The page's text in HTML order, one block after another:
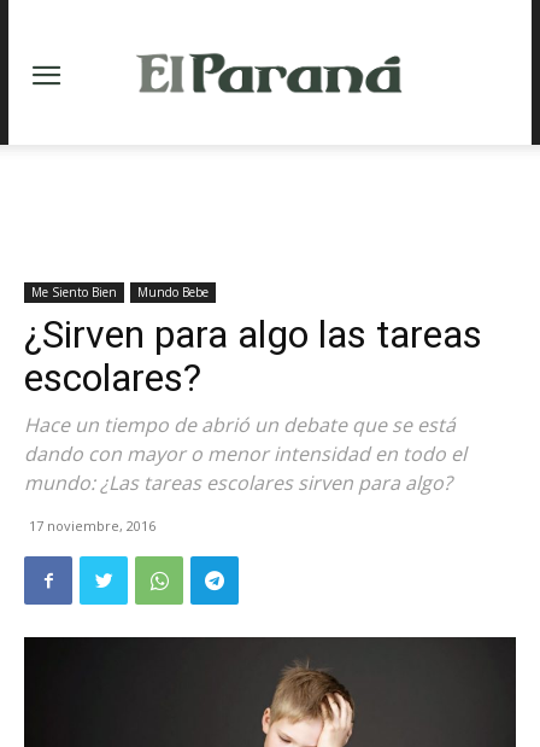
Me Siento Bien Mundo Bebe
¿Sirven para algo las tareas
escolares?
Hace un tiempo de abrió un debate que se está
dando con mayor o menor intensidad en todo el
mundo: ¿Las tareas escolares sirven para algo?
17 noviembre, 2016